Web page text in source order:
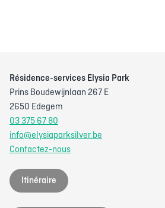
Résidence-services Elysia Park
Prins Boudewijnlaan 267 E
2650 Edegem
03 375 67 80
info@elysiaparksilver.be
Contactez-nous
Itinéraire